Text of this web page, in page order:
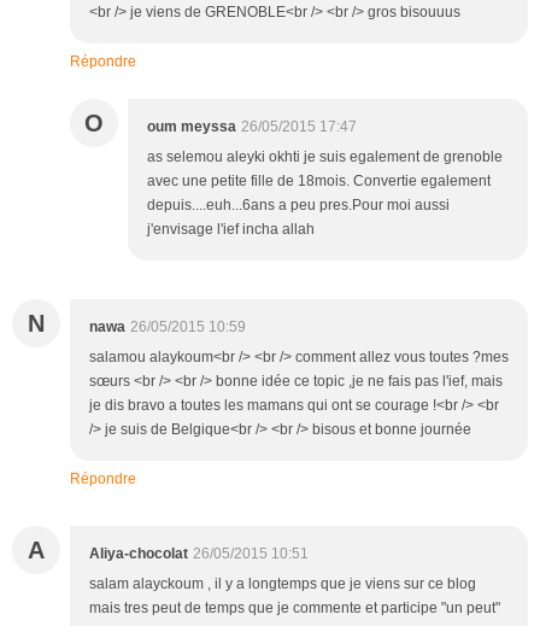
<br /> je viens de GRENOBLE<br /> <br /> gros bisouuus
Répondre
O oum meyssa 26/05/2015 17:47
as selemou aleyki okhti je suis egalement de grenoble
avec une petite fille de 18mois. Convertie egalement
depuis....euh...6ans a peu pres.Pour moi aussi
j'envisage l'ief incha allah
N nawa 26/05/2015 10:59
salamou alaykoum<br /> <br /> comment allez vous toutes ?mes
sœurs <br /> <br /> bonne idée ce topic ,je ne fais pas l'ief, mais
je dis bravo a toutes les mamans qui ont se courage !<br /> <br
/> je suis de Belgique<br /> <br /> bisous et bonne journée
Répondre
A Aliya-chocolat 26/05/2015 10:51
salam alayckoum , il y a longtemps que je viens sur ce blog
mais tres peut de temps que je commente et participe "un peut"